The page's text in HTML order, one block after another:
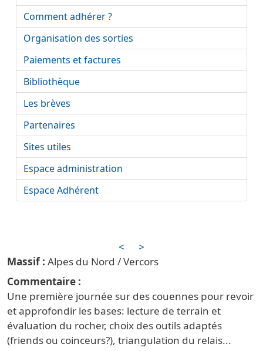
<
>
Alpes du Nord / Vercors
Commentaire
Une première journée sur des couennes pour revoir
et approfondir les bases: lecture de terrain et
évaluation du rocher, choix des outils adaptés
(friends ou coinceurs?), triangulation du relais...
Comment adhérer ?
Organisation des sorties
Paiements et factures
Bibliothèque
Les brèves
Partenaires
Sites utiles
Espace administration
Espace Adhérent